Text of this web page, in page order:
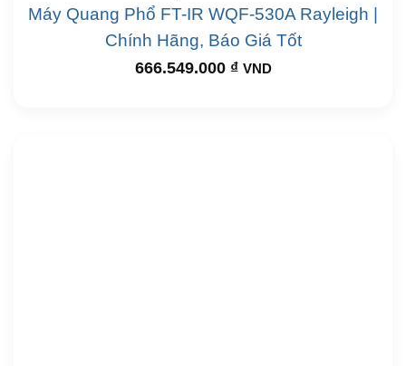
Máy Quang Phổ FT-IR WQF-530A Rayleigh |
Chính Hãng, Báo Giá Tốt
666.549.000 ₫ VND